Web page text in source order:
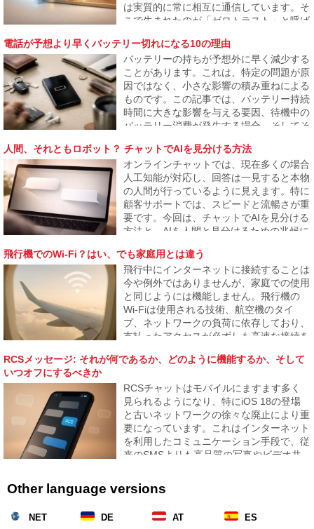
は実質的に常に相互に通信しています。そ
こで生まれたのが「ゼロトラスト」と呼ば
見なされないことを前提にしています。こ
の記事は、このモデルがなぜ生まれたの
か、そしてどのようにインターネットの普
段の運用に徐々に反映されるのかを説明し
ます。
電話が予想より早くバッテリー切れになる10の理由
バッテリーの持ちが予想外に早く減少する
ことがあります。これは、特定の問題が原
因ではなく、小さな影響の積み重ねによる
ものです。この記事では、バッテリー持続
時間に大きな影響を与える要因、待機中の
バッテリー消費が発生する場合、そしてそ
なる理由について説明します。
人間、それともロボット？ チャットでAIを見分ける方法
オンラインチャットでは、現在多くの場合
人工知能が対応し、回答は一見すると本物
の人間が行っているように見えます。特に
顧客サポートでは、スピードと流暢さが重
要です。今回は、チャットでAIを見分ける
方法と、AIを人間と見分けるための兆候に
つつあるかを見ていきます。
飛行機でのWi-Fi？はい、でも家庭用とは違う
飛行中にインターネットに接続することは
今や例外ではありませんが、家庭での使用
と同じようには機能しません。飛行機の
Wi-Fiは使用される技術、航空機のタイ
プ、ネットワークの負荷に依存しており、
支払ったアクセスが必ずしも高速な接続を
行機でのインターネットの仕組み、なぜ遅
かを説明します。
RCSメッセージ: それが何であるか、どのように機能するか、そして
いつオフにするべきか
RCSチャットはモバイルにますます多く
見られるようになり、特にiOS 18の登場
と古いネットワークの徐々な廃止により重
要になっています。これはインターネット
を利用したコミュニケーション手段で、従
来のSMSよりも高品質の写真やビデオ共
それをオンにしておく利点について説明し
ます。
Other language versions
NET DE AT ES